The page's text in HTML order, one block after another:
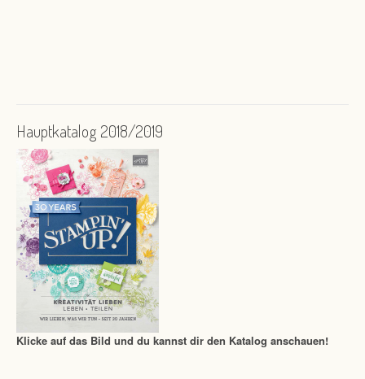
Hauptkatalog 2018/2019
Klicke auf das Bild und du kannst dir den Katalog anschauen!